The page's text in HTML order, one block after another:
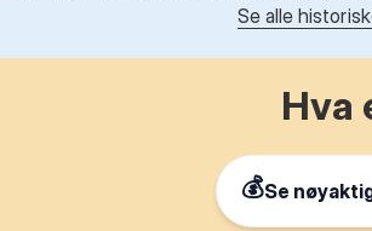
Se alle
Hva
💰Se